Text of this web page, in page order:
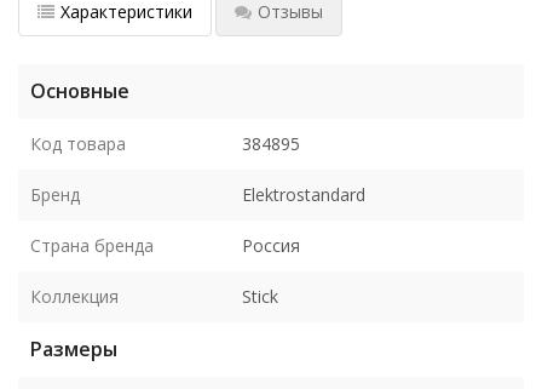
Характеристики Отзывы
Основные
Код товара 384895
Бренд Elektrostandard
Страна бренда Россия
Коллекция Stick
Размеры